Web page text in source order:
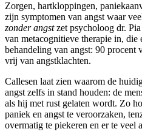
Zorgen, hartkloppingen,
zijn symptomen van angst waar
zonder angstzet psycholoog dr.
van metacognitieve therapie in,
behandeling van angst: 90 procent
vrij van angstklachten.
Callesen laat zien waarom de
angst zelfs in stand houden: de
als hij met rust gelaten wordt. Zo
paniek en angst te veroorzaken,
overmatig te piekeren en er te veel